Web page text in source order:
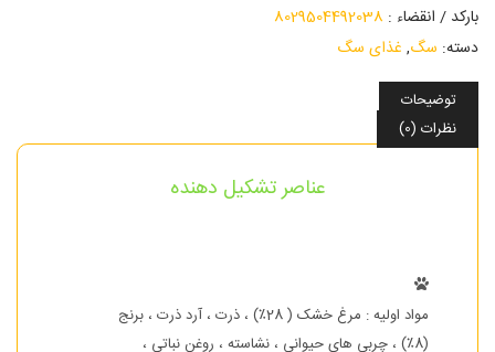
بارکد / انقضاء : 8029504492038
دسته: سگ, غذای سگ
توضیحات
نظرات (0)
عناصر تشکیل دهنده
مواد اولیه : مرغ خشک ( 28٪) ، ذرت ، آرد ذرت ، برنج
(8٪) ، چربی های حیوانی ، نشاسته ، روغن نباتی ،